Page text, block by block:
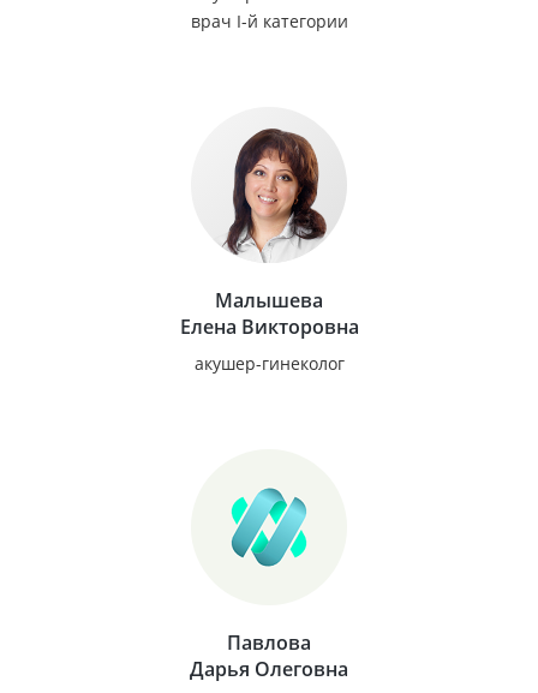
врач I-й категории
Малышева
Елена Викторовна
акушер-гинеколог
Павлова
Дарья Олеговна